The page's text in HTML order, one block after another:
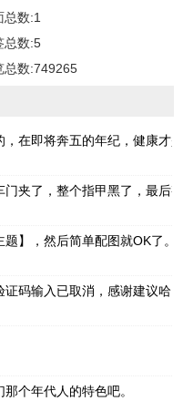
总数:1
总数:5
总数:749265
在即将奔五的年纪，健康才
夹了，整个指甲黑了，最后
】，然后简单配图就OK了。
码输入已取消，感谢建议哈！
个年代人的特色吧。